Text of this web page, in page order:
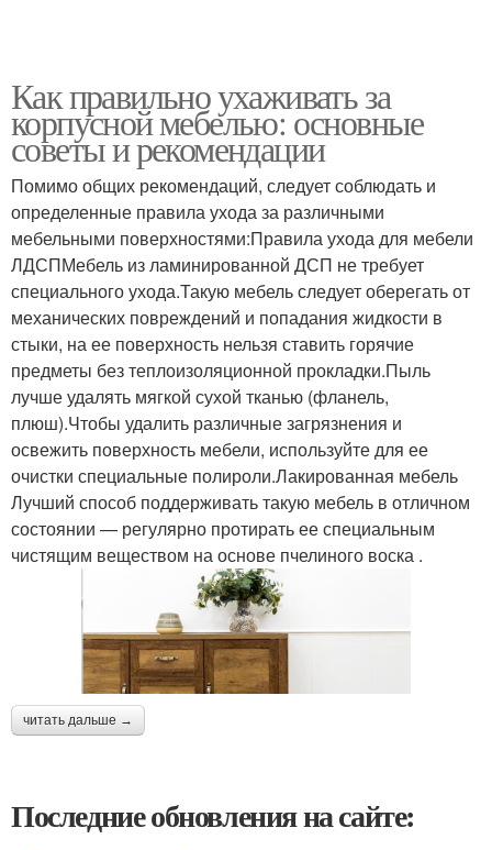
Как правильно ухаживать за
корпусной мебелью: основные
советы и рекомендации
Помимо общих рекомендаций, следует соблюдать и
определенные правила ухода за различными
мебельными поверхностями:Правила ухода для мебели
ЛДСПМебель из ламинированной ДСП не требует
специального ухода.Такую мебель следует оберегать от
механических повреждений и попадания жидкости в
стыки, на ее поверхность нельзя ставить горячие
предметы без теплоизоляционной прокладки.Пыль
лучше удалять мягкой сухой тканью (фланель,
плюш).Чтобы удалить различные загрязнения и
освежить поверхность мебели, используйте для ее
очистки специальные полироли.Лакированная мебель
Лучший способ поддерживать такую мебель в отличном
состоянии — регулярно протирать ее специальным
чистящим веществом на основе пчелиного воска .
читать дальше →
Последние обновления на сайте: